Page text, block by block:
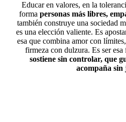
Educar en valores, en la
forma personas más libres,
también construye una sociedad
es una elección valiente. Es
esa que combina amor con
firmeza con dulzura. Es ser
sostiene sin controlar, que
acompaña sin